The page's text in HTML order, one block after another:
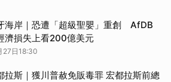
海岸｜恐遭「超級聖嬰」重創 AfDB
濟損失上看200億美元
27日18:30
拉斯｜獲川普赦免販毒罪 宏都拉斯前總